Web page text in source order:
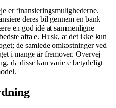
er finansieringsmulighederne.
deres bil gennem en bank
en god idé at sammenligne
aftale. Husk, at det ikke kun
de samlede omkostninger ved
i mange år fremover. Overvej
da disse kan variere betydeligt